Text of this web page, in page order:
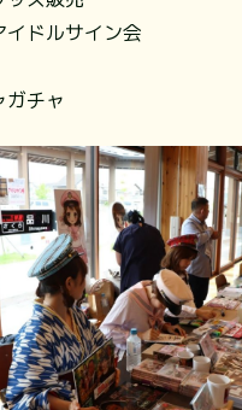
イドルサイン会
ガチャ